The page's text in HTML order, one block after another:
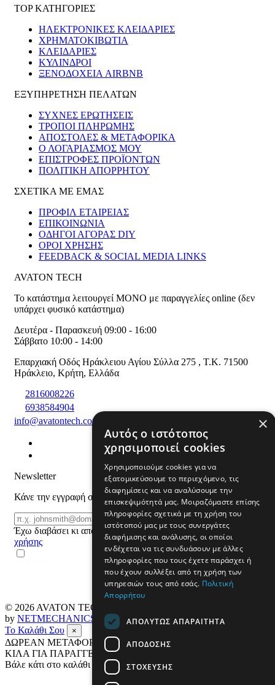
TOP ΚΑΤΗΓΟΡΙΕΣ
ΗΛΕΚΤΡΟΝΙΚΈΣ ΚΛΕΙΔΑΡΙΈΣ
ΧΡΗΜΑΤΟΚΙΒΏΤΙΑ
ΚΛΕΙΔΑΡΙΈΣ
ΚΎΛΙΝΔΡΟΙ
ΞΕΝΟΔΟΧΕΊΑ AIRBNB
ΕΞΥΠΗΡΕΤΗΣΗ ΠΕΛΑΤΩΝ
ΣΥΧΝΕΣ ΕΡΩΤΗΣΕΙΣ
ΤΡΟΠΟΙ ΠΛΗΡΩΜΗΣ
ΑΠΟΣΤΟΛΕΣ & ΜΕΤΑΦΟΡΙΚΑ
Ο ΛΟΓΑΡΙΑΣΜΟΣ ΜΟΥ
ΕΠΙΣΤΡΟΦΕΣ ΠΡΟΪΟΝΤΩΝ
ΠΟΛΙΤΙΚΗ ΑΠΟΡΡΗΤΟΥ
ΣΧΕΤΙΚΑ ΜΕ ΕΜΑΣ
ΠΡΟΦΙΛ ΕΤΑΙΡΕΙΑΣ
ΕΠΙΚΟΙΝΩΝΙΑ
ΟΔΗΓΟΙ ΑΓΟΡΑΣ DIY
ΟΡΟΙ ΧΡΗΣΗΣ
FEEDBACK & SOCIAL MEDIA LINKS
AVATON TECH
Το κατάστημα λειτουργεί ΜΟΝΟ με παραγγελίες online (δεν
υπάρχει φυσικό κατάστημα)
Δευτέρα - Παρασκευή 09:00 - 16:00
Σάββατο 10:00 - 14:00
Επαρχιακή Οδός Ηράκλειου Αγίου Σύλλα 275 , T.K. 71500
Ηράκλειο, Κρήτη, Ελλάδα
2816008226
6938584904
info@avatontech.com
Newsletter
Κάνε την εγγραφή σου και μάθε για προϊόντα και προσφορές
Email
ΕΓΓΡΑΦΗ
Έχω διαβάσει κι αποδέχομαι τουςόρους
χρήσης
© 2026 AVATON TECH
by NETMECHANICS
Το Καλάθι Σου
×
ΔΩΡΕΑΝ ΜΕΤΑΦΟΡΙΚΑ ΣΕ ΟΛΗ ΤΗΝ ΕΛΛΑΔΑ ΕΩΣ 4
ΚΙΛΑ ΓΙΑ ΠΑΡΑΓΓΕΛΙΕΣ ΑΝΩ ΤΩΝ 69€
Βάλε κάτι στο καλάθι σου
×
Αυτός ο ιστότοπος
χρησιμοποιεί cookies
Χρησιμοποιούμε cookies για να
εξατομικεύσουμε το περιεχόμενο, τις
διαφημίσεις και να αναλύσουμε την
επισκεψιμότητά μας. Μοιραζόμαστε επίσης
πληροφορίες σχετικά με τη χρήση του
ιστότοπού μας με τους συνεργάτες
διαφήμισης και ανάλυσης, οι οποίοι
ενδέχεται να τις συνδυάσουν με άλλες
πληροφορίες που τους έχετε παράσχει ή
που έχουν συλλέξει από τη χρήση των
υπηρεσιών τους από εσάς. Πολιτική
Απορρήτου
ΑΠΟΛΎΤΩΣ ΑΠΑΡΑΊΤΗΤΑ
ΑΠΌΔΟΣΗΣ
ΣΤΌΧΕΥΣΗΣ